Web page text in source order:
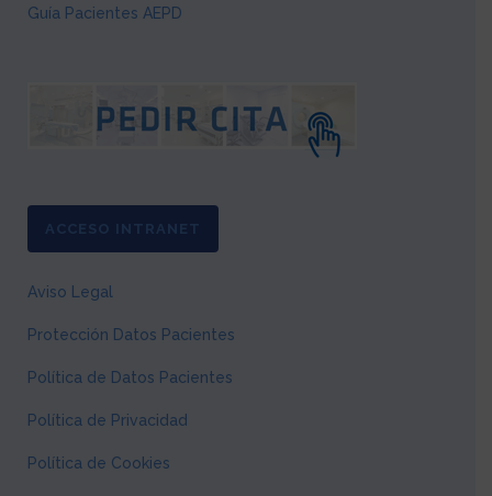
Guía Pacientes AEPD
ACCESO INTRANET
Aviso Legal
Protección Datos Pacientes
Política de Datos Pacientes
Política de Privacidad
Política de Cookies